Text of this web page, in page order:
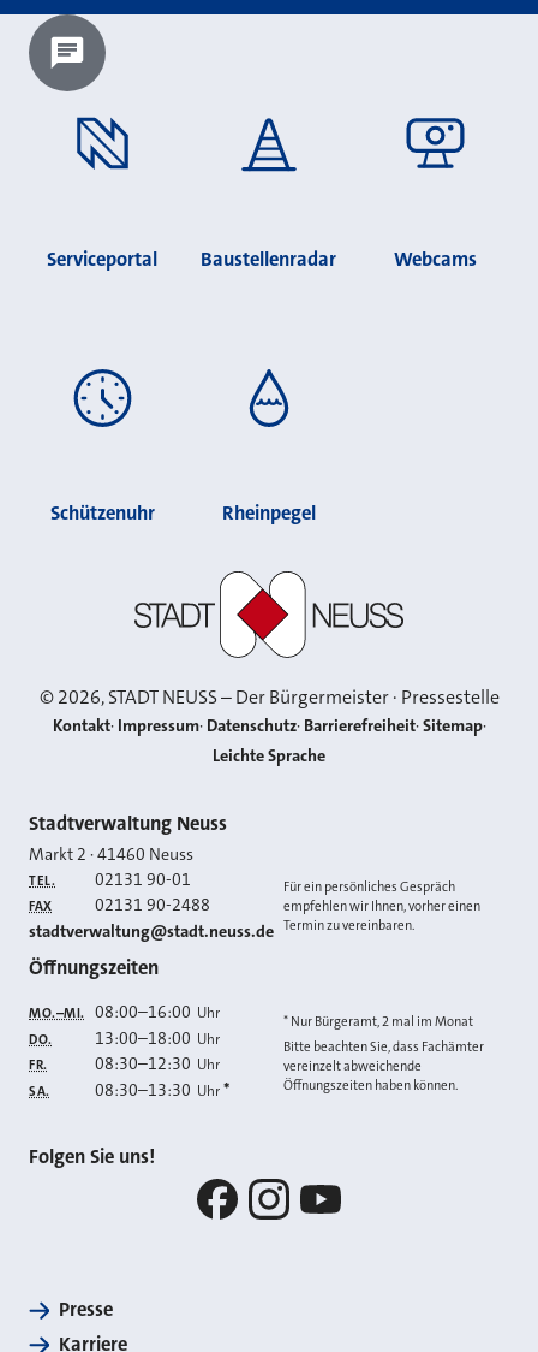
Chatbot laden?
Serviceportal Baustellenradar Webcams
Schützenuhr Rheinpegel
©2026, STADT NEUSS – Der Bürgermeister · Pressestelle
Kontakt Impressum Datenschutz Barrierefreiheit Sitemap
Leichte Sprache
Kontakt
Stadtverwaltung Neuss
Markt 2 ·41460 Neuss
TEL. 02131 90-01
FAX 02131 90-2488
E-MAIL
stadtverwaltung@stadt.neuss.de
Für ein persönliches Gespräch
empfehlen wir Ihnen, vorher einen
Termin zu vereinbaren.
Öffnungszeiten
MO.–MI. 08:00–16:00 Uhr
DO. 13:00–18:00 Uhr
FR. 08:30–12:30 Uhr
SA. 08:30–13:30 Uhr *
* Nur Bürgeramt, 2 mal im Monat
Bitte beachten Sie, dass Fachämter
vereinzelt abweichende
Öffnungszeiten haben können.
Folgen Sie uns!
Presse
Karriere